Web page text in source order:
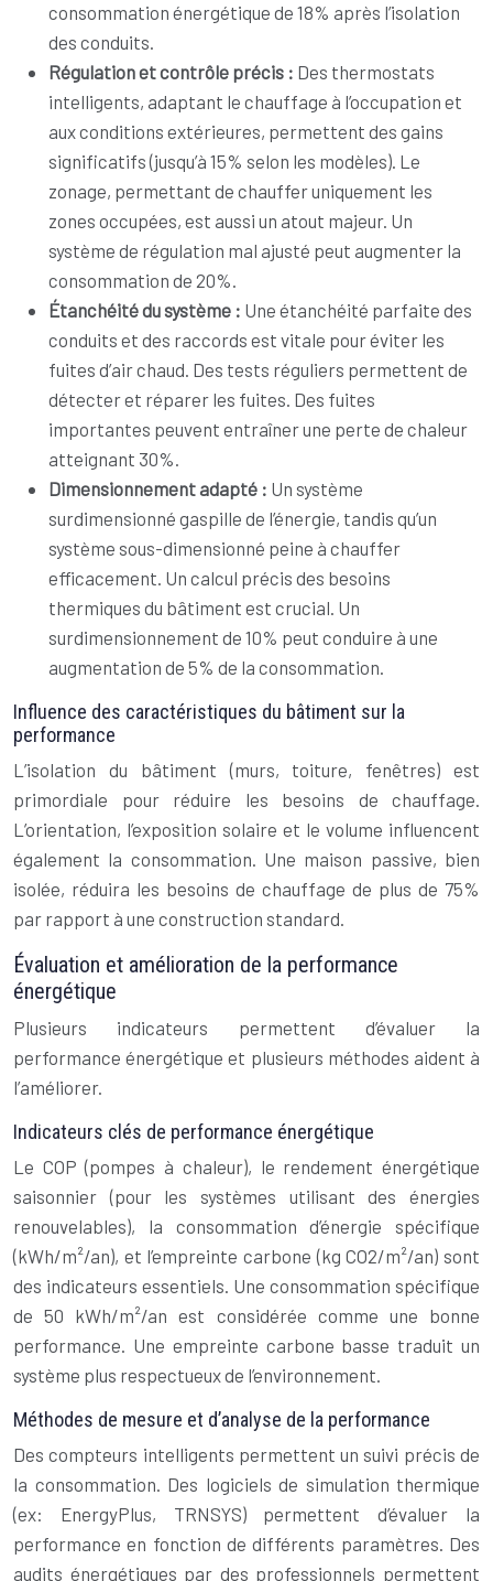
consommation énergétique de 18% après l’isolation
des conduits.
Régulation et contrôle précis : Des thermostats
intelligents, adaptant le chauffage à l’occupation et
aux conditions extérieures, permettent des gains
significatifs (jusqu’à 15% selon les modèles). Le
zonage, permettant de chauffer uniquement les
zones occupées, est aussi un atout majeur. Un
système de régulation mal ajusté peut augmenter la
consommation de 20%.
Étanchéité du système : Une étanchéité parfaite des
conduits et des raccords est vitale pour éviter les
fuites d’air chaud. Des tests réguliers permettent de
détecter et réparer les fuites. Des fuites
importantes peuvent entraîner une perte de chaleur
atteignant 30%.
Dimensionnement adapté : Un système
surdimensionné gaspille de l’énergie, tandis qu’un
système sous-dimensionné peine à chauffer
efficacement. Un calcul précis des besoins
thermiques du bâtiment est crucial. Un
surdimensionnement de 10% peut conduire à une
augmentation de 5% de la consommation.
Influence des caractéristiques du bâtiment sur la
performance
L’isolation du bâtiment (murs, toiture, fenêtres) est
primordiale pour réduire les besoins de chauffage.
L’orientation, l’exposition solaire et le volume influencent
également la consommation. Une maison passive, bien
isolée, réduira les besoins de chauffage de plus de 75%
par rapport à une construction standard.
Évaluation et amélioration de la performance
énergétique
Plusieurs indicateurs permettent d’évaluer la
performance énergétique et plusieurs méthodes aident à
l’améliorer.
Indicateurs clés de performance énergétique
Le COP (pompes à chaleur), le rendement énergétique
saisonnier (pour les systèmes utilisant des énergies
renouvelables), la consommation d’énergie spécifique
(kWh/m²/an), et l’empreinte carbone (kg CO2/m²/an) sont
des indicateurs essentiels. Une consommation spécifique
de 50 kWh/m²/an est considérée comme une bonne
performance. Une empreinte carbone basse traduit un
système plus respectueux de l’environnement.
Méthodes de mesure et d’analyse de la performance
Des compteurs intelligents permettent un suivi précis de
la consommation. Des logiciels de simulation thermique
(ex: EnergyPlus, TRNSYS) permettent d’évaluer la
performance en fonction de différents paramètres. Des
audits énergétiques par des professionnels permettent